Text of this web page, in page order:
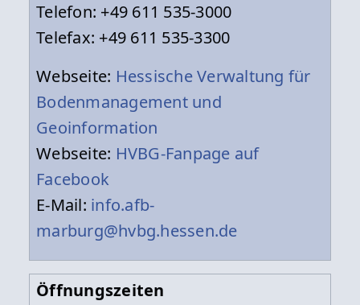
Telefon: +49 611 535-3000
Telefax: +49 611 535-3300
Webseite: Hessische Verwaltung für
Bodenmanagement und
Geoinformation
Webseite: HVBG-Fanpage auf
Facebook
E-Mail: info.afb-
marburg@hvbg.hessen.de
Öffnungszeiten